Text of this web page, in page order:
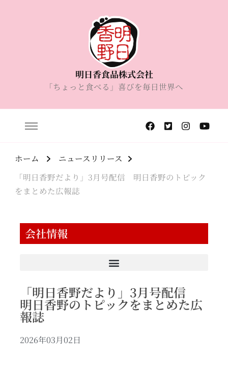
明日香食品株式会社
「ちょっと食べる」喜びを毎日世界へ
ホーム
ニュースリリース
「明日香野だより」3月号配信 明日香野のトピック
をまとめた広報誌
会社情報
「明日香野だより」3月号配信
明日香野のトピックをまとめた広
報誌
2026年03月02日